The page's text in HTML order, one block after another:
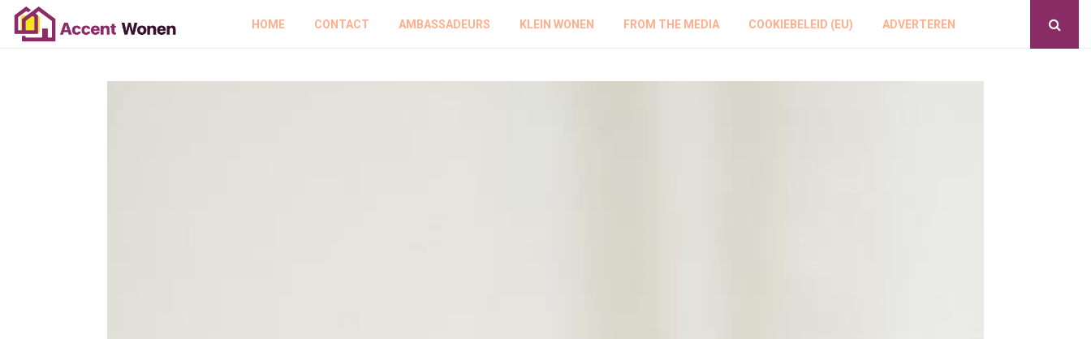
HOME CONTACT AMBASSADEURS KLEIN WONEN FROM THE MEDIA COOKIEBELEID (EU) ADVERTEREN